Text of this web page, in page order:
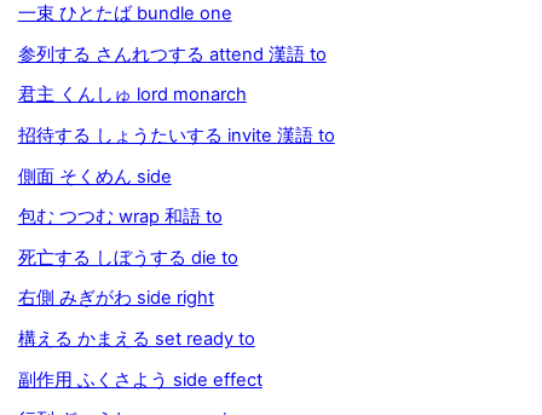
一束 ひとたば bundle one
参列する さんれつする attend 漢語 to
君主 くんしゅ lord monarch
招待する しょうたいする invite 漢語 to
側面 そくめん side
包む つつむ wrap 和語 to
死亡する しぼうする die to
右側 みぎがわ side right
構える かまえる set ready to
副作用 ふくさよう side effect